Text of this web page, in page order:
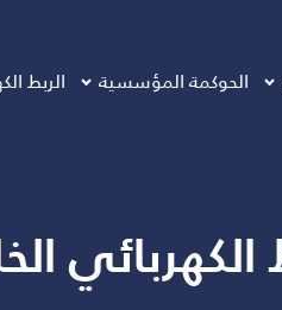
الحوكمة المؤسسية الربط